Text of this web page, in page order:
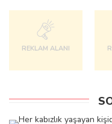
REKLAM ALANI